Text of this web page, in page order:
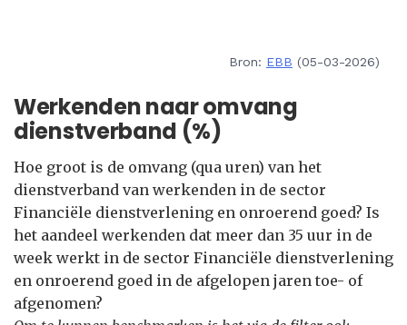
Bron: EBB (05-03-2026)
Werkenden naar omvang
dienstverband (%)
Hoe groot is de omvang (qua uren) van het
dienstverband van werkenden in de sector
Financiële dienstverlening en onroerend goed? Is
het aandeel werkenden dat meer dan 35 uur in de
week werkt in de sector Financiële dienstverlening
en onroerend goed in de afgelopen jaren toe- of
afgenomen?